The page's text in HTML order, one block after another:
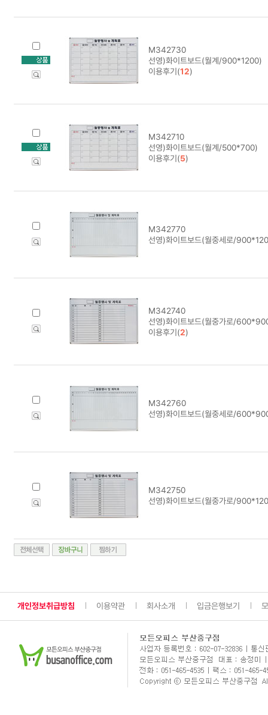
M342730
선영)화이트보드(월계/900*1200)
이용후기(12)
M342710
선영)화이트보드(월계/500*700)
이용후기(5)
M342770
선영)화이트보드(월중세로/
M342740
선영)화이트보드(월중가로/
이용후기(2)
M342760
선영)화이트보드(월중세로/
M342750
선영)화이트보드(월중가로/
개인정보취급방침 이용약관 회사소개 입금은행보기